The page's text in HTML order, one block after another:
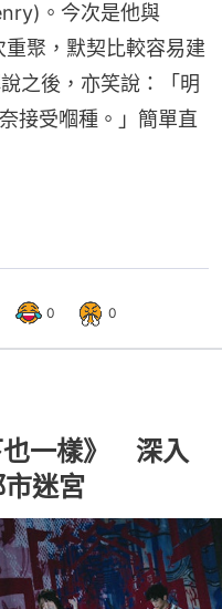
。今次是他與
聚，默契比較容易建
之後，亦笑說：「明
接受嗰種。」簡單直
0 0
也一樣》 深入
迷宮